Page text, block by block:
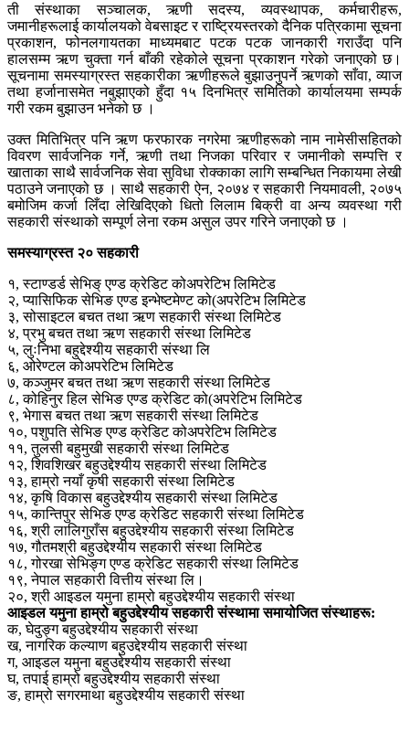
ती संस्थाका सञ्चालक, ऋणी सदस्य, व्यवस्थापक, कर्मचारीहरू,
जमानीहरूलाई कार्यालयको वेबसाइट र राष्ट्रियस्तरको दैनिक पत्रिकामा सूचना
प्रकाशन, फोनलगायतका माध्यमबाट पटक पटक जानकारी गराउँदा पनि
हालसम्म ऋण चुक्ता गर्न बाँकी रहेकोले सूचना प्रकाशन गरेको जनाएको छ।
सूचनामा समस्याग्रस्त सहकारीका ऋणीहरूले बुझाउनुपर्ने ऋणको साँवा, व्याज
तथा हर्जानासमेत नबुझाएको हुँदा १५ दिनभित्र समितिको कार्यालयमा सम्पर्क
गरी रकम बुझाउन भनेको छ ।
उक्त मितिभित्र पनि ऋण फरफारक नगरेमा ऋणीहरूको नाम नामेसीसहितको
विवरण सार्वजनिक गर्ने, ऋणी तथा निजका परिवार र जमानीको सम्पत्ति र
खाताका साथै सार्वजनिक सेवा सुविधा रोक्काका लागि सम्बन्धित निकायमा लेखी
पठाउने जनाएको छ । साथै सहकारी ऐन, २०७४ र सहकारी नियमावली, २०७५
बमोजिम कर्जा लिँदा लेखिदिएको धितो लिलाम बिक्री वा अन्य व्यवस्था गरी
सहकारी संस्थाको सम्पूर्ण लेना रकम असुल उपर गरिने जनाएको छ ।
समस्याग्रस्त २० सहकारी
१, स्टाण्डर्ड सेभिङ् एण्ड क्रेडिट कोअपरेटिभ लिमिटेड
२, प्यासिफिक सेभिङ एण्ड इन्भेष्टमेण्ट को(अपरेटिभ लिमिटेड
३, सोसाइटल बचत तथा ऋण सहकारी संस्था लिमिटेड
४, प्रभु बचत तथा ऋण सहकारी संस्था लिमिटेड
५, लुःनिभा बहुद्देश्यीय सहकारी संस्था लि
६, ओरेण्टल कोअपरेटिभ लिमिटेड
७, कञ्जुमर बचत तथा ऋण सहकारी संस्था लिमिटेड
८, कोहिनुर हिल सेभिङ एण्ड क्रेडिट को(अपरेटिभ लिमिटेड
९, भेगास बचत तथा ऋण सहकारी संस्था लिमिटेड
१०, पशुपति सेभिङ एण्ड क्रेडिट कोअपरेटिभ लिमिटेड
११, तुलसी बहुमुखी सहकारी संस्था लिमिटेड
१२, शिवशिखर बहुउद्देश्यीय सहकारी संस्था लिमिटेड
१३, हाम्रो नयाँ कृषी सहकारी संस्था लिमिटेड
१४, कृषि विकास बहुउद्देश्यीय सहकारी संस्था लिमिटेड
१५, कान्तिपुर सेभिङ एण्ड क्रेडिट सहकारी संस्था लिमिटेड
१६, श्री लालिगुराँस बहुउद्देश्यीय सहकारी संस्था लिमिटेड
१७, गौतमश्री बहुउद्देश्यीय सहकारी संस्था लिमिटेड
१८, गोरखा सेभिङ्ग एण्ड क्रेडिट सहकारी संस्था लिमिटेड
१९, नेपाल सहकारी वित्तीय संस्था लि।
२०, श्री आइडल यमुना हाम्रो बहुउद्देश्यीय सहकारी संस्था
आइडल यमुना हाम्रो बहुउद्देश्यीय सहकारी संस्थामा समायोजित संस्थाहरू:
क, घेदुङ्ग बहुउद्देश्यीय सहकारी संस्था
ख, नागरिक कल्याण बहुउद्देश्यीय सहकारी संस्था
ग, आइडल यमुना बहुउद्देश्यीय सहकारी संस्था
घ, तपाई हाम्रो बहुउद्देश्यीय सहकारी संस्था
ङ, हाम्रो सगरमाथा बहुउद्देश्यीय सहकारी संस्था